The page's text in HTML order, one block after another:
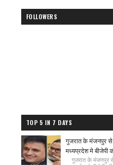
FOLLOWERS
TOP 5 IN 7 DAYS
गुजरात के मंजनपुर से
मध्यप्रदेश मे बीजेपी
गुजरात के मंजनपुर से